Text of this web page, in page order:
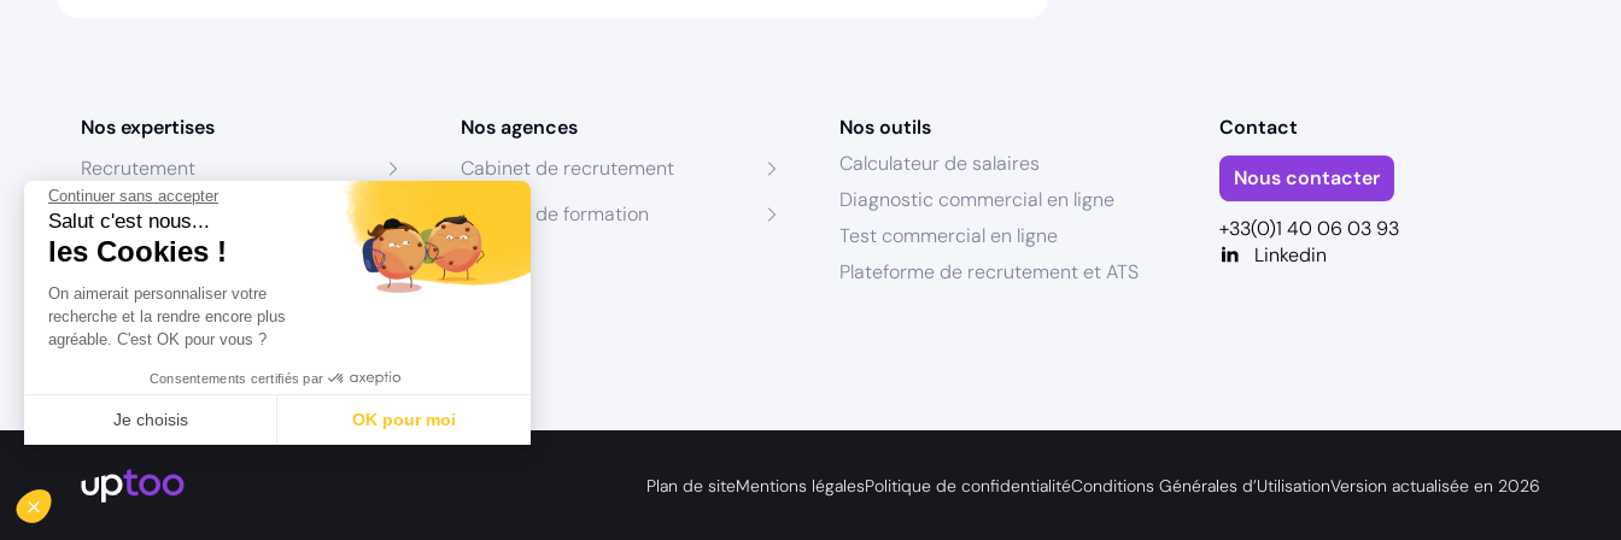
Continuer sans accepter
Salut c'est nous...
les Cookies !
On aimerait personnaliser votre
recherche et la rendre encore plus
agréable. C'est OK pour vous ?
Consentements certifiés par
Je choisis OK pour moi
Notre plateforme vous permet d'adapter et de gérer vos paramètres de confidentialité, en garantissant la conformité avec les réglementations. Personnalisez vos préférences pour
Nos expertises
Recrutement
Formation
Coaching
Conseil
Nos agences
Cabinet de recrutement
Centres de formation
Nos outils
Calculateur de salaires
Diagnostic commercial en ligne
Test commercial en ligne
Plateforme de recrutement et ATS
Contact
Nous contacter
+33(0)1 40 06 03 93
Linkedin
Plan de siteMentions légalesPolitique de confidentialitéConditions Générales d’UtilisationVersion actualisée en 2026